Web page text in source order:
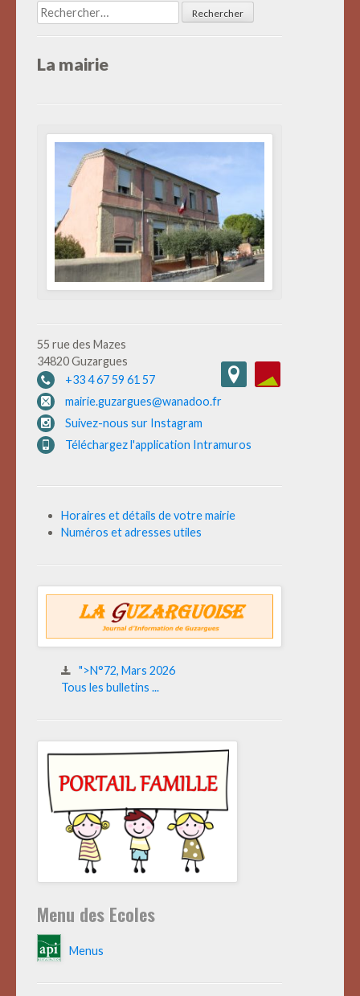
Rechercher :
La mairie
55 rue des Mazes
34820 Guzargues
+33 4 67 59 61 57
mairie.guzargues@wanadoo.fr
Suivez-nous sur Instagram
Téléchargez l'application Intramuros
Horaires et détails de votre mairie
Numéros et adresses utiles
">N°72, Mars 2026
Tous les bulletins ...
Menu des Ecoles
Menus